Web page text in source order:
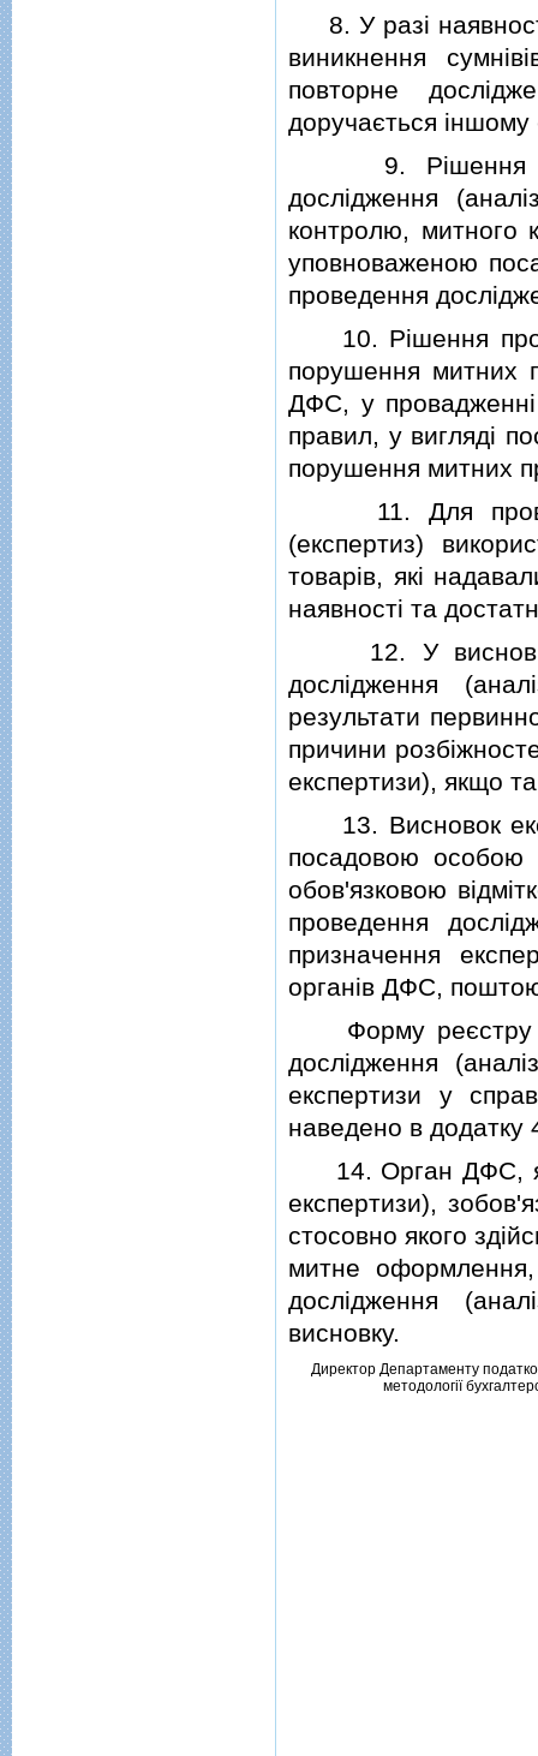
8. У разi
виникнення
повторне
доручається iншому
9. Рiшення про
дослiдження
контролю, митного
уповноваженою
проведення
10. Рiшення про
порушення митних
ДФС, у провадженнi
правил, у виглядi
порушення митних
11. Для
(експертиз)
товарiв, якi
наявностi та
12. У висновку,
дослiдження
результати
причини
експертизи), якщо
13. Висновок
посадовою
обов'язковою
проведення
призначення
органiв ДФС,
Форму реєстру
дослiдження
експертизи у
наведено в додатку
14. Орган ДФС,
експертизи),
стосовно якого
митне
дослiдження
висновку.
Директор Департаменту
методологiї